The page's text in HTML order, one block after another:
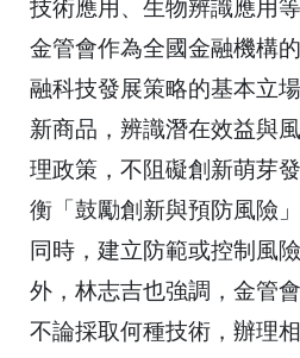
技術應用、生物辨識應用
金管會作為全國金融機構
融科技發展策略的基本立
新商品， 辨識潛在效益與
理政策，不阻礙創新萌芽發
衡「鼓勵創新與預防風險
同時， 建立防範或控制風
外，林志吉也強調， 金管
不論採取何種技術， 辦理